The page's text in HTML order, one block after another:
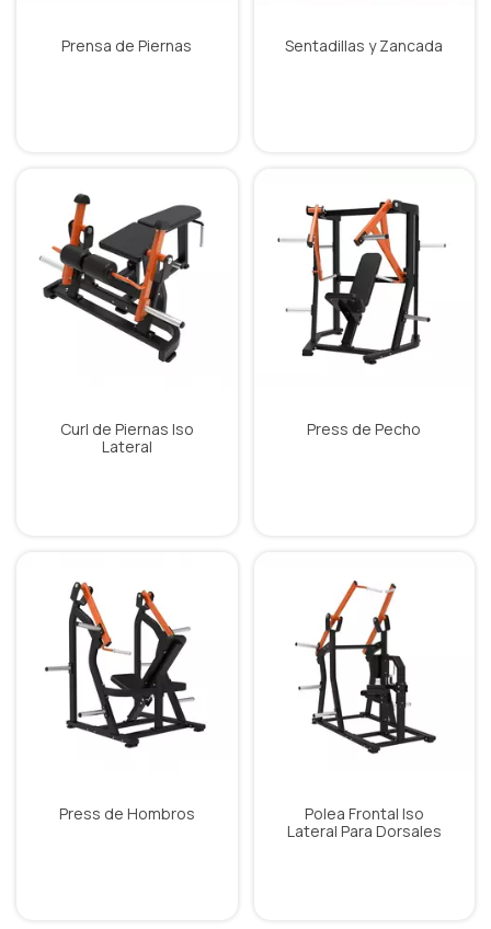
Prensa de Piernas Sentadillas y Zancada
Curl de Piernas Iso
Lateral
Press de Pecho
Press de Hombros
Polea Frontal Iso
Lateral Para Dorsales